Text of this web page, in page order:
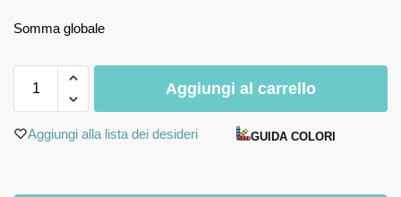
Somma globale
Aggiungi al carrello
Aggiungi alla lista dei desideri GUIDA COLORI